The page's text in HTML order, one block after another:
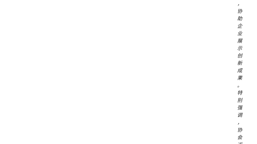
，
协
助
企
业
展
示
创
新
成
果
。
特
别
强
调
，
协
会